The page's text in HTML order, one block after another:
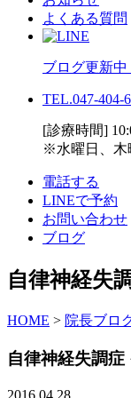
よくある質問
ブログ更新中
TEL.047-404-
[診療時間]
※水曜日、木
電話する
LINEで予約
お問い合わせ
ブログ
自律神経失
HOME > 院長ブロ
自律神経失調症
2016.04.28